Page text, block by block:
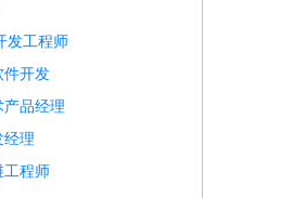
发工程师
件开发
产品经理
经理
工程师